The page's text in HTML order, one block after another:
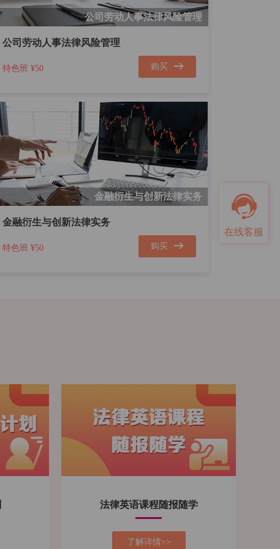
公司劳动人事法律风险管理
公司劳动人事法律风险管理
特色班 ¥50 购买
金融衍生与创新法律实务
金融衍生与创新法律实务
特色班 ¥50 购买
法律英语课程随报随学
了解详情>>
在线客服